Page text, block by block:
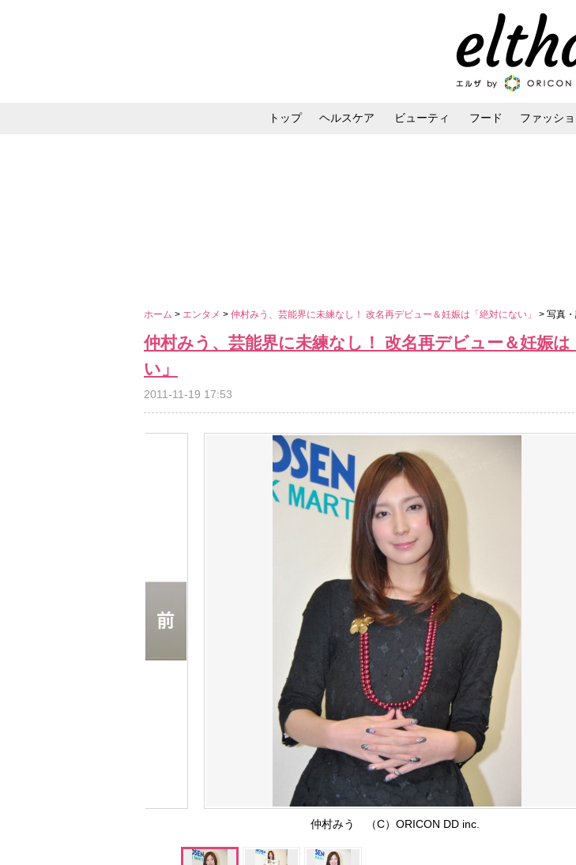
トップ ヘルスケア ビューティ フード ファッシ
ホーム > エンタメ > 仲村みう、芸能界に未練なし！ 改名再デビュー＆妊娠は「絶対にない」 > 写真
仲村みう、芸能界に未練なし！ 改名再デビュー＆妊娠は
い」
2011-11-19 17:53
仲村みう （C）ORICON DD inc.